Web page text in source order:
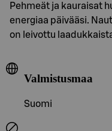
Pehmeät ja kauraisat
energiaa päivääsi.
on leivottu
Valmistusmaa
Suomi